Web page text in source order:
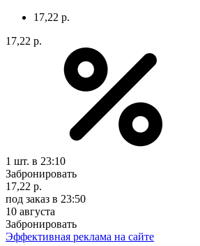
17,22 р.
17,22 р.
1 шт. в 23:10
Забронировать
17,22 р.
под заказ в 23:50
10 августа
Забронировать
Эффективная реклама на сайте